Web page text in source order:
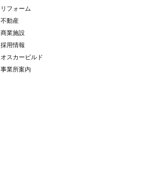
リフォーム
不動産
商業施設
採用情報
オスカービルド
事業所案内